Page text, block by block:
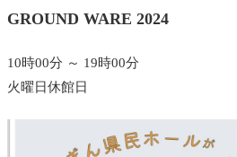
GROUND WARE 2024
10時00分 ～ 19時00分
火曜日休館日